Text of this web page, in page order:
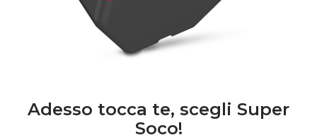
Adesso tocca te, scegli Super
Soco!